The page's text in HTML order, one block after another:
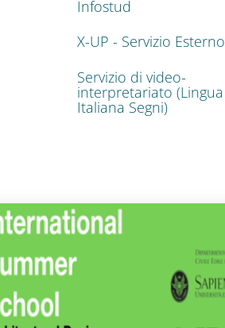
Infostud
X-UP - Servizio Esterno
Servizio di video-
interpretariato (Lingua
Italiana Segni)